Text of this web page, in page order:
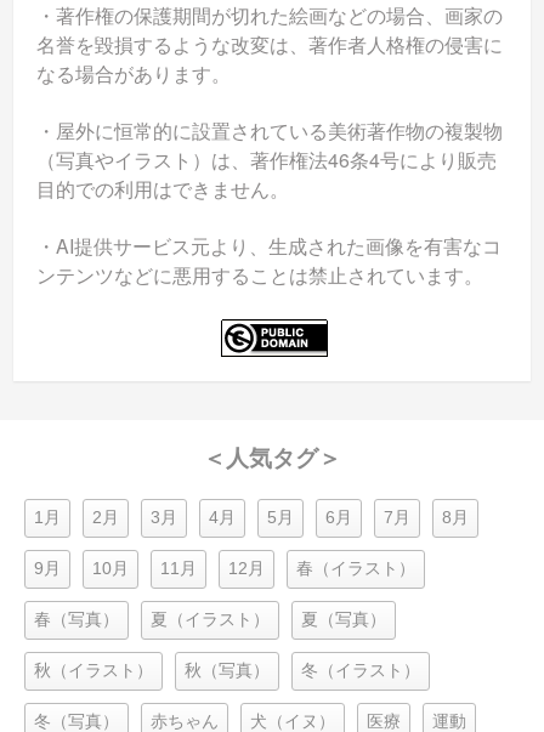
・著作権の保護期間が切れた絵画などの場合、画家の
名誉を毀損するような改変は、著作者人格権の侵害に
なる場合があります。
・屋外に恒常的に設置されている美術著作物の複製物
（写真やイラスト）は、著作権法46条4号により販売
目的での利用はできません。
・AI提供サービス元より、生成された画像を有害なコ
ンテンツなどに悪用することは禁止されています。
＜人気タグ＞
1月 2月 3月 4月 5月 6月 7月 8月
9月 10月 11月 12月 春（イラスト）
春（写真） 夏（イラスト） 夏（写真）
秋（イラスト） 秋（写真） 冬（イラスト）
冬（写真） 赤ちゃん 犬（イヌ） 医療 運動